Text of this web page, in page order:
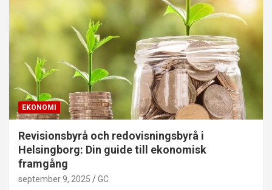
EKONOMI
Revisionsbyrå och redovisningsbyrå i
Helsingborg: Din guide till ekonomisk
framgång
september 9, 2025 GC